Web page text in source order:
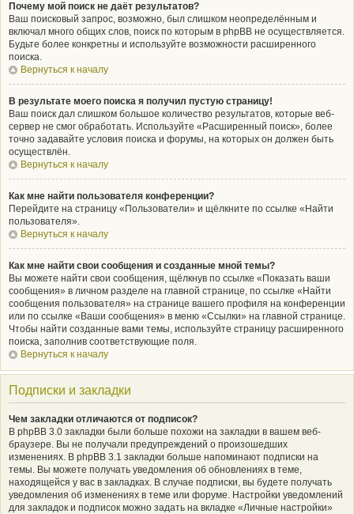
Почему мой поиск не даёт результатов?
Ваш поисковый запрос, возможно, был слишком неопределённым и
включал много общих слов, поиск по которым в phpBB не осуществляется.
Будьте более конкретны и используйте возможности расширенного
поиска.
Вернуться к началу
В результате моего поиска я получил пустую страницу!
Ваш поиск дал слишком большое количество результатов, которые веб-
сервер не смог обработать. Используйте «Расширенный поиск», более
точно задавайте условия поиска и форумы, на которых он должен быть
осуществлён.
Вернуться к началу
Как мне найти пользователя конференции?
Перейдите на страницу «Пользователи» и щёлкните по ссылке «Найти
пользователя».
Вернуться к началу
Как мне найти свои сообщения и созданные мной темы?
Вы можете найти свои сообщения, щёлкнув по ссылке «Показать ваши
сообщения» в личном разделе на главной странице, по ссылке «Найти
сообщения пользователя» на странице вашего профиля на конференции
или по ссылке «Ваши сообщения» в меню «Ссылки» на главной странице.
Чтобы найти созданные вами темы, используйте страницу расширенного
поиска, заполнив соответствующие поля.
Вернуться к началу
Подписки и закладки
Чем закладки отличаются от подписок?
В phpBB 3.0 закладки были больше похожи на закладки в вашем веб-
браузере. Вы не получали предупреждений о произошедших
изменениях. В phpBB 3.1 закладки больше напоминают подписки на
темы. Вы можете получать уведомления об обновлениях в теме,
находящейся у вас в закладках. В случае подписки, вы будете получать
уведомления об изменениях в теме или форуме. Настройки уведомлений
для закладок и подписок можно задать на вкладке «Личные настройки»